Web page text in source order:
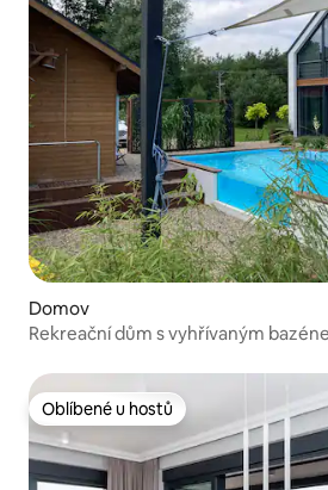
Domov
Rekreační dům s vyhřívaným
Oblíbené u hostů
Oblíbené u hostů